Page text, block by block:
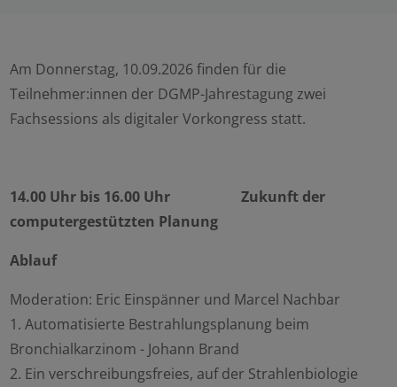
Am Donnerstag, 10.09.2026 finden für die
Teilnehmer:innen der DGMP-Jahrestagung zwei
Fachsessions als digitaler Vorkongress statt.
14.00 Uhr bis 16.00 Uhr Zukunft der
computergestützten Planung
Ablauf
Moderation: Eric Einspänner und Marcel Nachbar
1. Automatisierte Bestrahlungsplanung beim
Bronchialkarzinom - Johann Brand
2. Ein verschreibungsfreies, auf der Strahlenbiologie